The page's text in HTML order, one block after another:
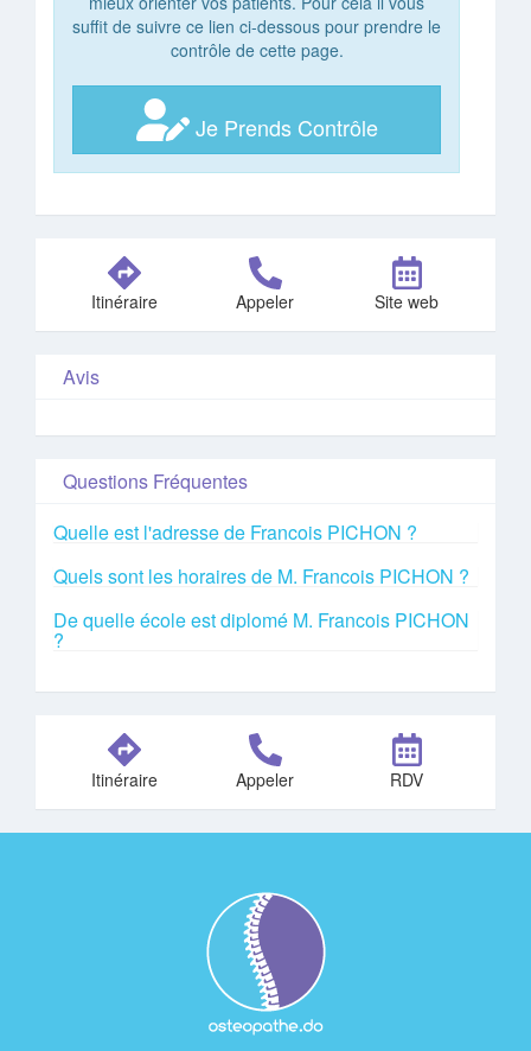
suffit de suivre ce lien ci-dessous pour prendre le
contrôle de cette page.
Je Prends Contrôle
Itinéraire Appeler Site web
Avis
Questions Fréquentes
Quelle est l'adresse de Francois PICHON ?
Quels sont les horaires de M. Francois PICHON ?
De quelle école est diplomé M. Francois PICHON
?
Itinéraire Appeler RDV